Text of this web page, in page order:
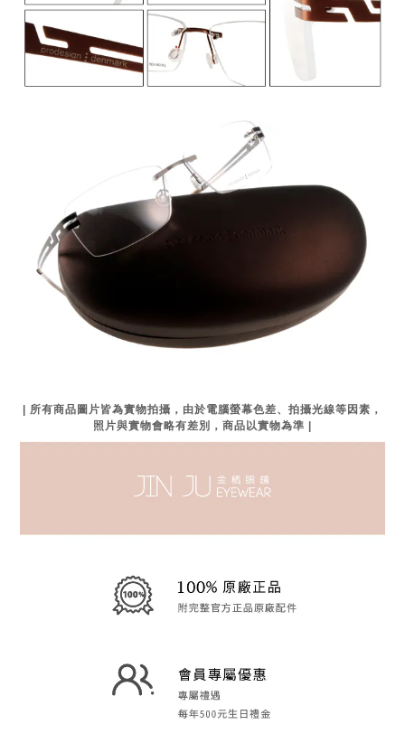
| 所有商品圖片皆為實物拍攝，由於電腦螢幕色差、拍攝光線等因素，
照片與實物會略有差別，商品以實物為準 |